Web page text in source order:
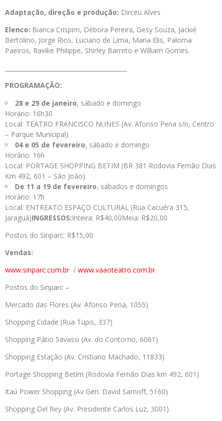
Adaptação, direção e produção: Dirceu Alves
Elenco: Bianca Crispim, Débora Pereira, Gesy Souza, Jackié
Bertolino, Jorge Rios, Luciano de Lima, Maria Elis, Paloma
Paeiros, Ravike Philippe, Shirley Barreto e William Gomes.
PROGRAMAÇÃO:
28 e 29 de janeiro, sábado e domingo
Horário: 16h30
Local: TEATRO FRANCISCO NUNES (Av. Afonso Pena s/n, Centro
– Parque Municipal)
04 e 05 de fevereiro, sábado e domingo
Horário: 16h
Local: PORTAGE SHOPPING BETIM (BR 381 Rodovia Fernão Dias
Km 492, 601 – São João)
De 11 a 19 de fevereiro, sábados e domingos
Horário: 17h
Local: ENTREATO ESPAÇO CULTURAL (Rua Cacuéra 315,
Jaraguá)INGRESSOS:Inteira: R$40,00Meia: R$20,00
Postos do Sinparc: R$15,00
Vendas:
www.sinparc.com.br/ www.vaaoteatro.com.br
Postos do Sinparc –
Mercado das Flores (Av. Afonso Pena, 1055)
Shopping Cidade (Rua Tupis, 337)
Shopping Pátio Savassi (Av. do Contorno, 6061)
Shopping Estação (Av. Cristiano Machado, 11833)
Portage Shopping Betim (Rodovia Fernão Dias km 492, 601)
Itaú Power Shopping (Av Gen. David Sarnoff, 5160)
Shopping Del Rey (Av. Presidente Carlos Luz, 3001)